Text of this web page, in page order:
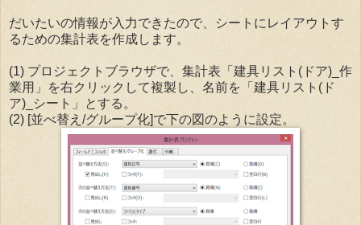
だいたいの情報が入力できたので、シートにレイアウトす
るための集計表を作成します。
(1) プロジェクトブラウザで、集計表「建具リスト(ドア)_作
業用」を右クリックして複製し、名前を「建具リスト(ド
ア)_シート」とする。
(2) [並べ替え/グループ化]で下の図のように設定。